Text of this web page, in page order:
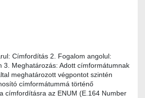
Címfordítás 2. Fogalom angolul:
3. Meghatározás: Adott címformátumnak
meghatározott végpontot szintén
címformátummá történő
címfordításra az ENUM (E.164 Number